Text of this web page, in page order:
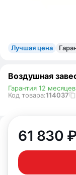
Лучшая цена
Воздушная
Код товара:114037
Гарантия 12 месяцев
61 830 ₽